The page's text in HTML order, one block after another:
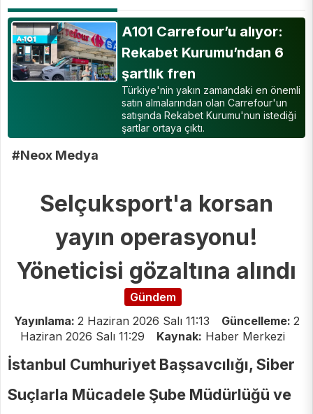
A101 Carrefour’u alıyor:
Rekabet Kurumu’ndan 6
şartlık fren
Türkiye'nin yakın zamandaki en önemli
satın almalarından olan Carrefour'un
satışında Rekabet Kurumu'nun istediği
şartlar ortaya çıktı.
#Neox Medya
Selçuksport'a korsan
yayın operasyonu!
Yöneticisi gözaltına alındı
Gündem
Yayınlama: 2 Haziran 2026 Salı 11:13 Güncelleme: 2
Haziran 2026 Salı 11:29
Kaynak: Haber Merkezi
İstanbul Cumhuriyet Başsavcılığı, Siber
Suçlarla Mücadele Şube Müdürlüğü ve